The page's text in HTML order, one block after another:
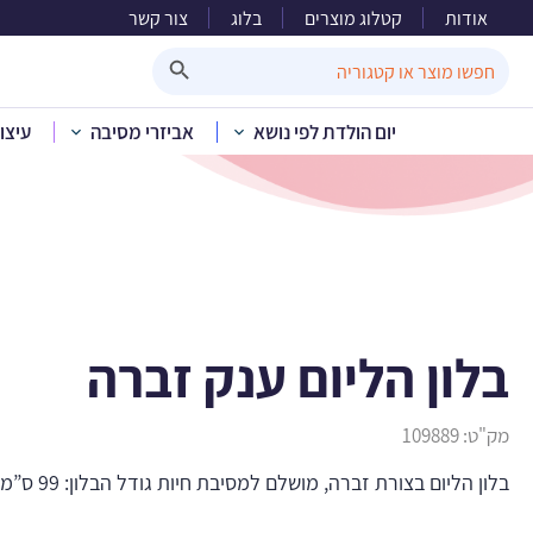
אודות קטלוג מוצרים בלוג צור קשר
for:
יום הולדת לפי נושא אביזרי מסיבה
בית»קטלוג
בלון הליום ענק זברה
מק"ט:109889
בלון הליום בצורת זברה, מושלם למסיבת חיות גודל הבלון: 99 ס”מ לא מגיע מנופח